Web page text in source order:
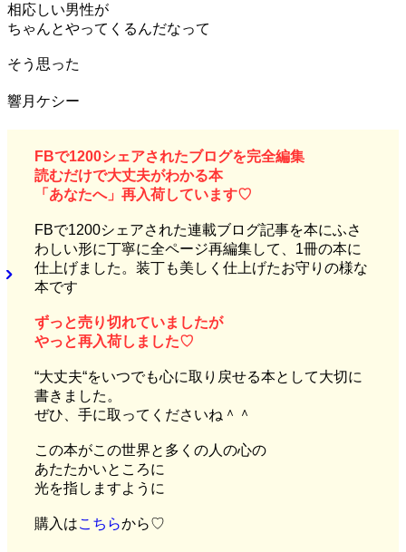
相応しい男性が
ちゃんとやってくるんだなって
そう思った
響月ケシー
FBで1200シェアされたブログを完全編集
読むだけで大丈夫がわかる本
「あなたへ」再入荷しています♡
FBで1200シェアされた連載ブログ記事を本にふさ
わしい形に丁寧に全ページ再編集して、1冊の本に
仕上げました。装丁も美しく仕上げたお守りの様な
本です
ずっと売り切れていましたが
やっと再入荷しました♡
“大丈夫“をいつでも心に取り戻せる本として大切に
書きました。
ぜひ、手に取ってくださいね＾＾
この本がこの世界と多くの人の心の
あたたかいところに
光を指しますように
購入はこちらから♡